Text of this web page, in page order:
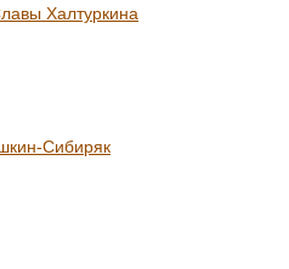
Халтуркина
Сибиряк